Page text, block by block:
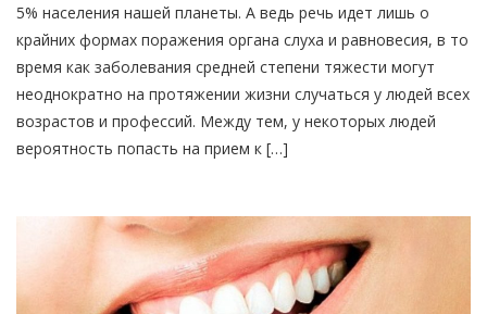
5% населения нашей планеты. А ведь речь идет лишь о
крайних формах поражения органа слуха и равновесия, в то
время как заболевания средней степени тяжести могут
неоднократно на протяжении жизни случаться у людей всех
возрастов и профессий. Между тем, у некоторых людей
вероятность попасть на прием к […]